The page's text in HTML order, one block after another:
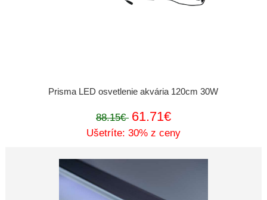
Prisma LED osvetlenie akvária 120cm 30W
88.15€ 61.71€
Ušetríte: 30% z ceny